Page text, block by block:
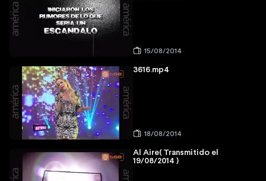
15/08/2014
3616.mp4
18/08/2014
Al Aire( Transmitido el
19/08/2014 )